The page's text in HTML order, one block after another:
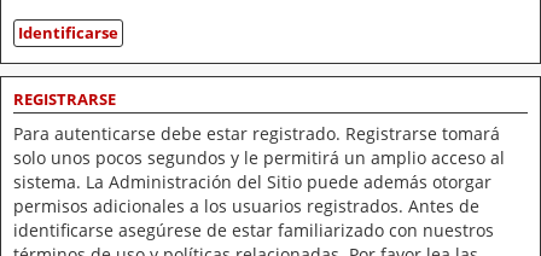
REGISTRARSE
Para autenticarse debe estar registrado. Registrarse tomará
solo unos pocos segundos y le permitirá un amplio acceso al
sistema. La Administración del Sitio puede además otorgar
permisos adicionales a los usuarios registrados. Antes de
identificarse asegúrese de estar familiarizado con nuestros